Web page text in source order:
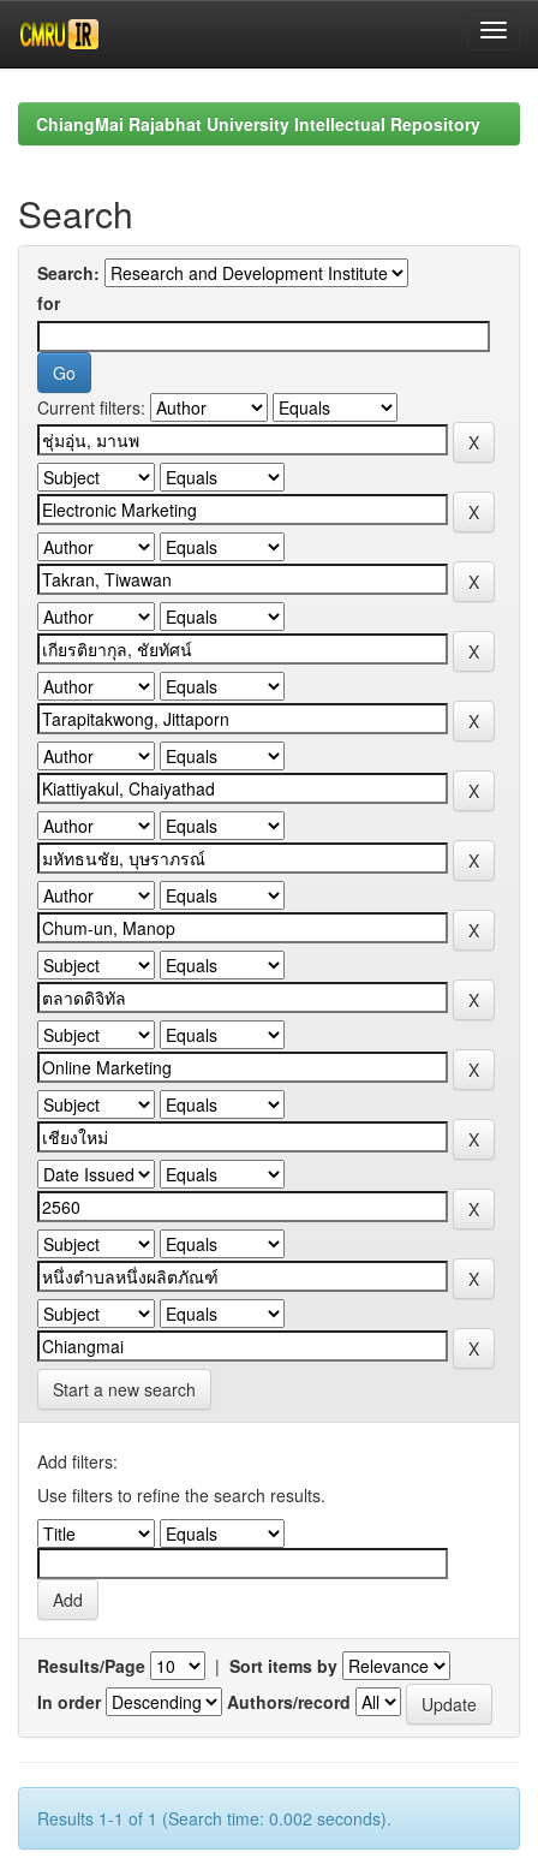
navigationChiangMai Rajabhat University Intellectual Repository
Search
Search:
for
Current filters:
Start a new search
Add filters:
Use filters to refine the search results.
Results/Page | Sort items by
In order
Authors/record
Results 1-1 of 1 (Search time: 0.002 seconds).